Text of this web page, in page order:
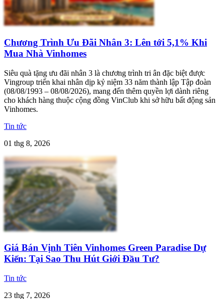
Chương Trình Ưu Đãi Nhân 3: Lên tới 5,1% Khi
Mua Nhà Vinhomes
Siêu quà tặng ưu đãi nhân 3 là chương trình tri ân đặc biệt được
Vingroup triển khai nhân dịp kỷ niệm 33 năm thành lập Tập đoàn
(08/08/1993 – 08/08/2026), mang đến thêm quyền lợi dành riêng
cho khách hàng thuộc cộng đồng VinClub khi sở hữu bất động sản
Vinhomes.
Tin tức
01 thg 8, 2026
Giá Bán Vịnh Tiên Vinhomes Green Paradise Dự
Kiến: Tại Sao Thu Hút Giới Đầu Tư?
Tin tức
23 thg 7, 2026